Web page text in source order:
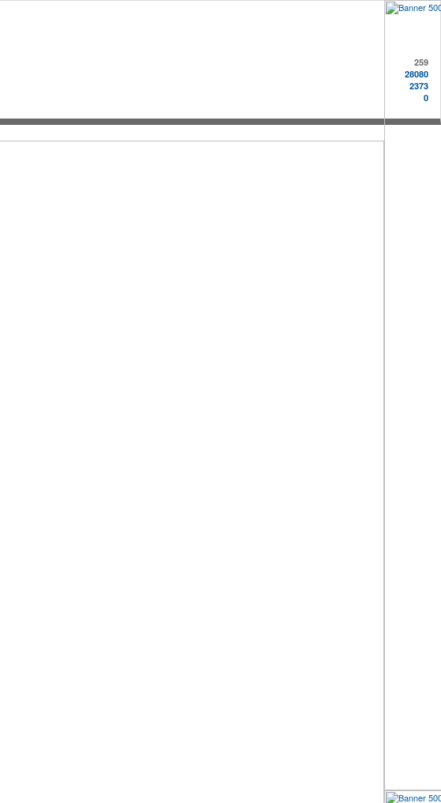
259
28080
2373
0